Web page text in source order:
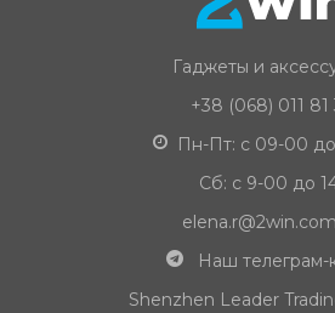
Гаджеты и
+38 (068) 011 81
Пн-Пт: с 09-00
Сб: с 9-00 до
Наш телеграм-
Shenzhen Leader